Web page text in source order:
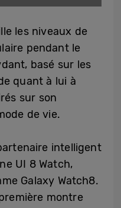
les niveaux de
pendant le
basé sur les
quant à lui à
sur son
de vie.
intelligent
UI 8 Watch,
Galaxy Watch8.
montre